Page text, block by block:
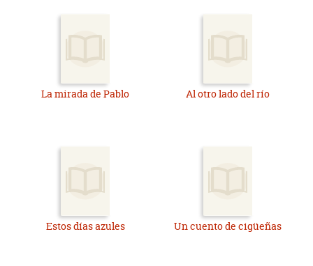
La mirada de Pablo Al otro lado del río
Estos días azules Un cuento de cigüeñas